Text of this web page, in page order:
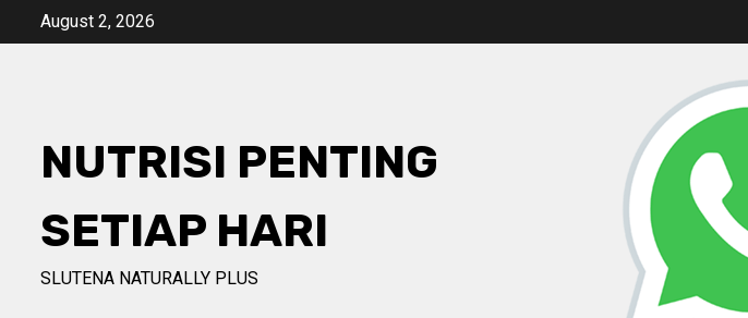
August 2, 2026
NUTRISI PENTING
SETIAP HARI
SLUTENA NATURALLY PLUS